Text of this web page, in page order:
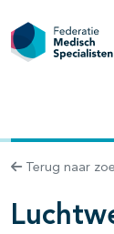
Terug naar
openklappen